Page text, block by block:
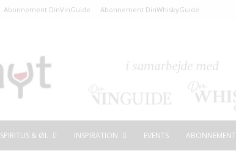
Abonnement DinVinGuide Abonnement DinWhiskyGuide
SPIRITUS & ØL INSPIRATION EVENTS ABONNEMENT